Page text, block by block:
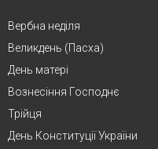
Вербна неділя
Великдень (Пасха)
День матері
Вознесіння Господнє
Трійця
День Конституції України